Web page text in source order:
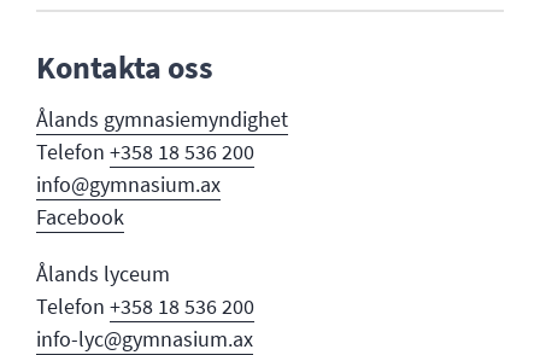
Kontakta oss
Ålands gymnasiemyndighet
Telefon +358 18 536 200
info@gymnasium.ax
Facebook
Ålands lyceum
Telefon +358 18 536 200
info-lyc@gymnasium.ax